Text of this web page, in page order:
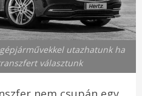
utazhatunk ha
választunk